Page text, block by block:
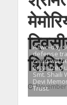
November
A two-day
defense
camp will
organized
Smt. Shaili
Devi
Trust.